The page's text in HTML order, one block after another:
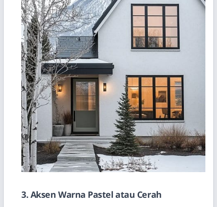
3. Aksen Warna Pastel atau Cerah